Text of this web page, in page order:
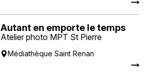
Autant en emporte le temps
Atelier photo MPT St Pierre
Médiathèque Saint Renan